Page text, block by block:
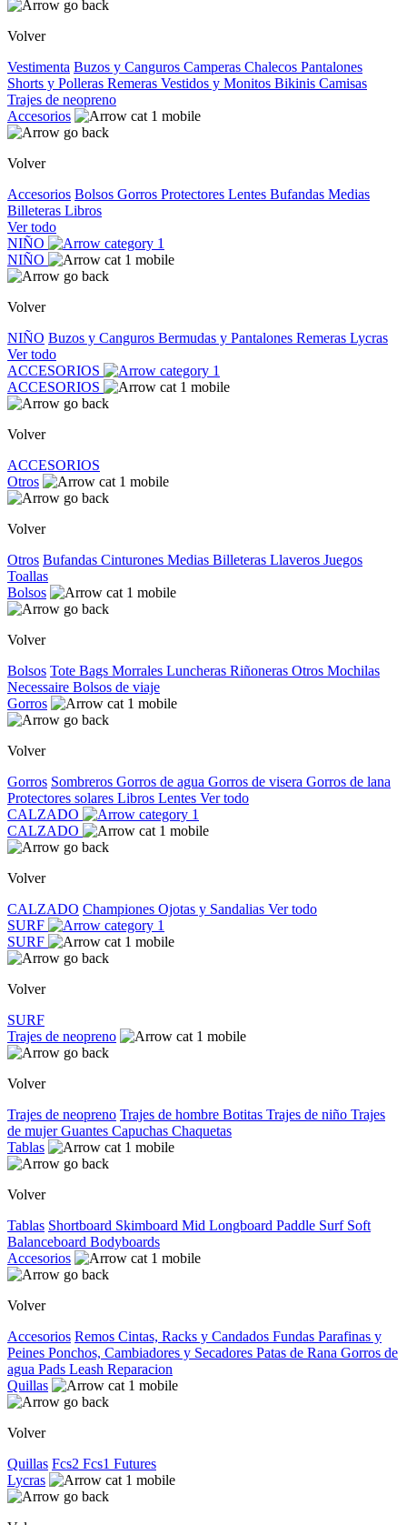
Volver
Vestimenta Buzos y Canguros Camperas Chalecos Pantalones
Shorts y Polleras Remeras Vestidos y Monitos Bikinis Camisas
Trajes de neopreno
Accesorios
Volver
Accesorios Bolsos Gorros Protectores Lentes Bufandas Medias
Billeteras Libros
Ver todo
NIÑO
NIÑO
Volver
NIÑO Buzos y Canguros Bermudas y Pantalones Remeras Lycras
Ver todo
ACCESORIOS
ACCESORIOS
Volver
ACCESORIOS
Otros
Volver
Otros Bufandas Cinturones Medias Billeteras Llaveros Juegos
Toallas
Bolsos
Volver
Bolsos Tote Bags Morrales Luncheras Riñoneras Otros Mochilas
Necessaire Bolsos de viaje
Gorros
Volver
Gorros Sombreros Gorros de agua Gorros de visera Gorros de lana
Protectores solares Libros Lentes Ver todo
CALZADO
CALZADO
Volver
CALZADO Championes Ojotas y Sandalias Ver todo
SURF
SURF
Volver
SURF
Trajes de neopreno
Volver
Trajes de neopreno Trajes de hombre Botitas Trajes de niño Trajes
de mujerGuantes Capuchas Chaquetas
Tablas
Volver
Tablas Shortboard Skimboard Mid Longboard Paddle Surf Soft
Balanceboard Bodyboards
Accesorios
Volver
Accesorios Remos Cintas, Racks y Candados Fundas Parafinas y
Peines Ponchos, Cambiadores y Secadores Patas de Rana Gorros de
agua Pads Leash Reparacion
Quillas
Volver
Quillas Fcs2 Fcs1 Futures
Lycras